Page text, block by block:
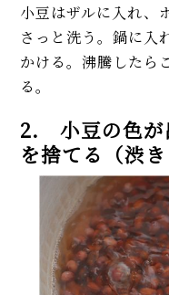
小豆はザルに入れ、
さっと洗う。鍋に入
かける。沸騰したら
る。
2. 小豆の色が
を捨てる（渋き